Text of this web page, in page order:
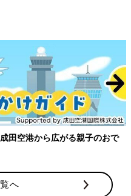
にわたります。そんなマイナ
！保存版アイテムを紹介しま
へ